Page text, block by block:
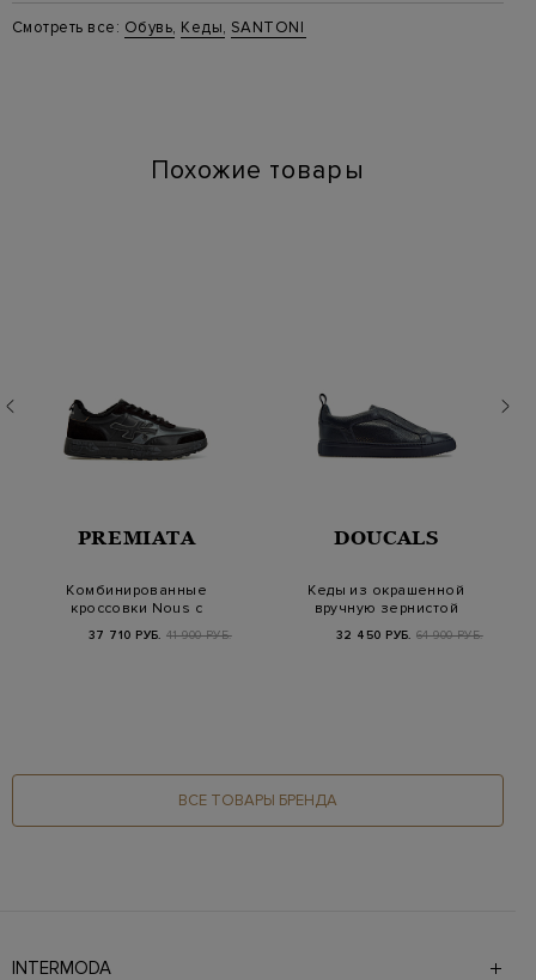
Материал: кожа 100%
Смотреть все: Обувь, Кеды, SANTONI
Похожие товары
PREMIATA
Комбинированные
кроссовки Nous с
овчины
37 710 РУБ. 41 900 РУБ.
DOUCALS
Кеды из окрашенной
вручную зернистой
32 450 РУБ. 64 900 РУБ.
ВСЕ ТОВАРЫ БРЕНДА
INTERMODA